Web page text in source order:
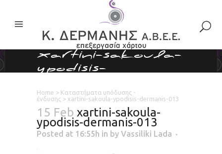
xartini-sakoula-
ypodisis-
Home > Καταστήματα υπόδυσης -
ένδυσης > xartini-sakoula-ypodisis-dermanis-013
15 Feb xartini-sakoula-
ypodisis-dermanis-013
Posted at 16:55h in by Vassiliki Lada